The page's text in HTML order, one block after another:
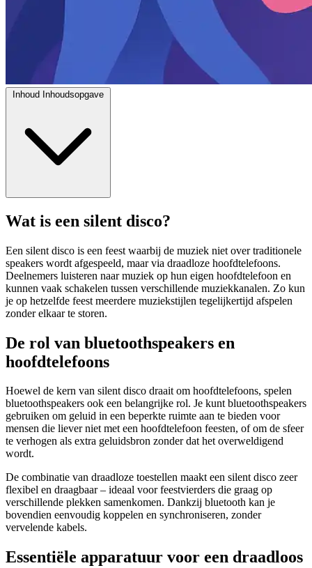
Inhoud Inhoudsopgave
Wat is een silent disco?
Een silent disco is een feest waarbij de muziek niet over traditionele
speakers wordt afgespeeld, maar via draadloze hoofdtelefoons.
Deelnemers luisteren naar muziek op hun eigen hoofdtelefoon en
kunnen vaak schakelen tussen verschillende muziekkanalen. Zo kun
je op hetzelfde feest meerdere muziekstijlen tegelijkertijd afspelen
zonder elkaar te storen.
De rol van bluetoothspeakers en
hoofdtelefoons
Hoewel de kern van silent disco draait om hoofdtelefoons, spelen
bluetoothspeakers ook een belangrijke rol. Je kunt bluetoothspeakers
gebruiken om geluid in een beperkte ruimte aan te bieden voor
mensen die liever niet met een hoofdtelefoon feesten, of om de sfeer
te verhogen als extra geluidsbron zonder dat het overweldigend
wordt.
De combinatie van draadloze toestellen maakt een silent disco zeer
flexibel en draagbaar – ideaal voor feestvierders die graag op
verschillende plekken samenkomen. Dankzij bluetooth kan je
bovendien eenvoudig koppelen en synchroniseren, zonder
vervelende kabels.
Essentiële apparatuur voor een draadloos